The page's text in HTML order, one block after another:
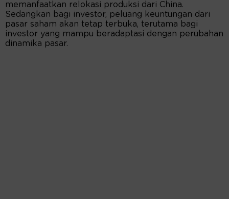
memanfaatkan relokasi produksi dari China.
Sedangkan bagi investor, peluang keuntungan dari
pasar saham akan tetap terbuka, terutama bagi
investor yang mampu beradaptasi dengan perubahan
dinamika pasar.